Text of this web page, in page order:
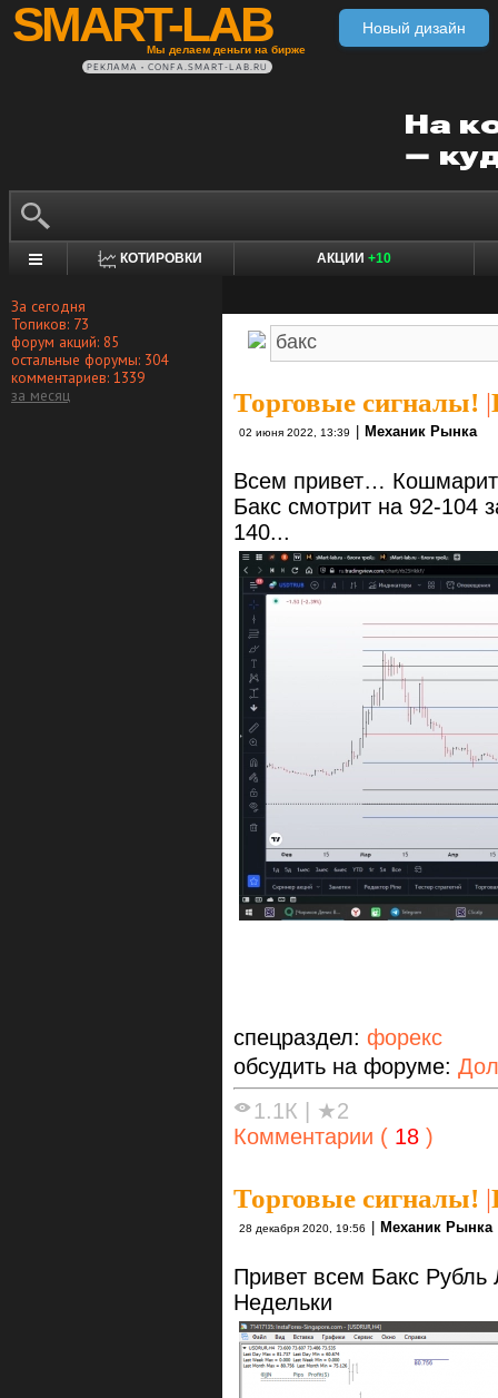
SMART-LAB
Мы делаем деньги на бирже
Новый дизайн
РЕКЛАМА • CONFA.SMART-LAB.RU
КОТИРОВКИ АКЦИИ +10
За сегодня
Топиков: 73
форум акций: 85
остальные форумы: 304
комментариев: 1339
за месяц
Торговые сигналы! |
02 июня 2022, 13:39 Механик Рынка
Всем привет…
Бакс смотрит на 92-104
140...
спецраздел: форекс
обсудить на форуме:
1.1К | ★2
Комментарии ( 18 )
Торговые сигналы! |
28 декабря 2020, 19:56 | Механик Рынка
Привет всем Бакс Рубль
Недельки